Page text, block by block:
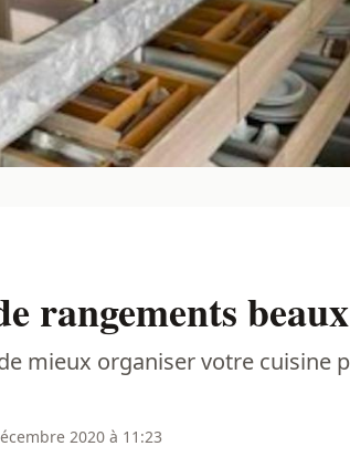
rangements
mieux organiser votre cuisine
2020 à 11:23